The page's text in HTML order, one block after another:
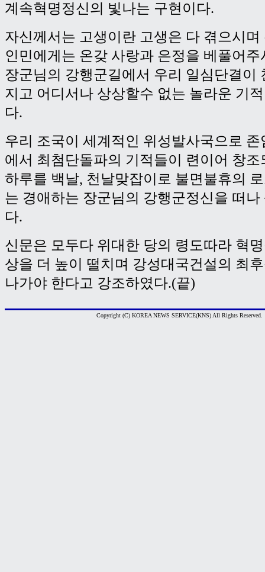
계속혁명정신의 빛나는 구현이다.
자신께서는 고생이란 고생은 다 겪으시며
인민에게는 온갖 사랑과 은정을 베풀어
장군님의 강행군길에서 우리 일심단결이
지고 어디서나 상상할수 없는 놀라운 기
다.
우리 조국이 세계적인 위성발사국으로
에서 최첨단돌파의 기적들이 련이어 창
하루를 백날, 천날맞잡이로 불면불휴의
는 경애하는 장군님의 강행군정신을 떠나
다.
신문은 모두다 위대한 당의 령도따라 혁
상을 더 높이 떨치며 강성대국건설의 최
나가야 한다고 강조하였다.(끝)
Copyright (C) KOREA NEWS SERVICE(KNS) All Rights Reserved.